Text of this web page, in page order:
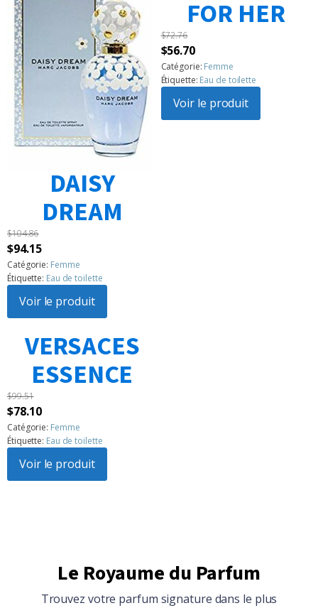
DAISY
DREAM
$104.86
Le
prix
initial
était :
$104.86.
$94.15Le
prix
actuel
est :
$94.15.
Catégorie: Femme
Étiquette: Eau de toilette
Voir le produit
FOR HER
$72.76
Le
prix
initial
était :
$72.76.
$56.70Le
prix
actuel
est :
$56.70.
Catégorie: Femme
Étiquette: Eau de toilette
Voir le produit
VERSACES
ESSENCE
$99.51
Le
prix
initial
était :
$99.51.
$78.10Le
prix
actuel
est :
$78.10.
Catégorie: Femme
Étiquette: Eau de toilette
Voir le produit
Le Royaume du Parfum
Trouvez votre parfum signature dans le plus